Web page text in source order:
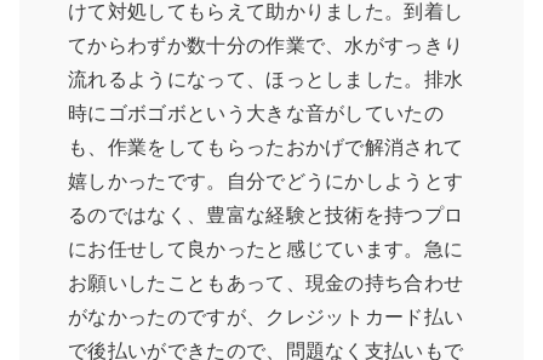
けて対処してもらえて助かりました。到着し
てからわずか数十分の作業で、水がすっきり
流れるようになって、ほっとしました。排水
時にゴボゴボという大きな音がしていたの
も、作業をしてもらったおかげで解消されて
嬉しかったです。自分でどうにかしようとす
るのではなく、豊富な経験と技術を持つプロ
にお任せして良かったと感じています。急に
お願いしたこともあって、現金の持ち合わせ
がなかったのですが、クレジットカード払い
で後払いができたので、問題なく支払いもで